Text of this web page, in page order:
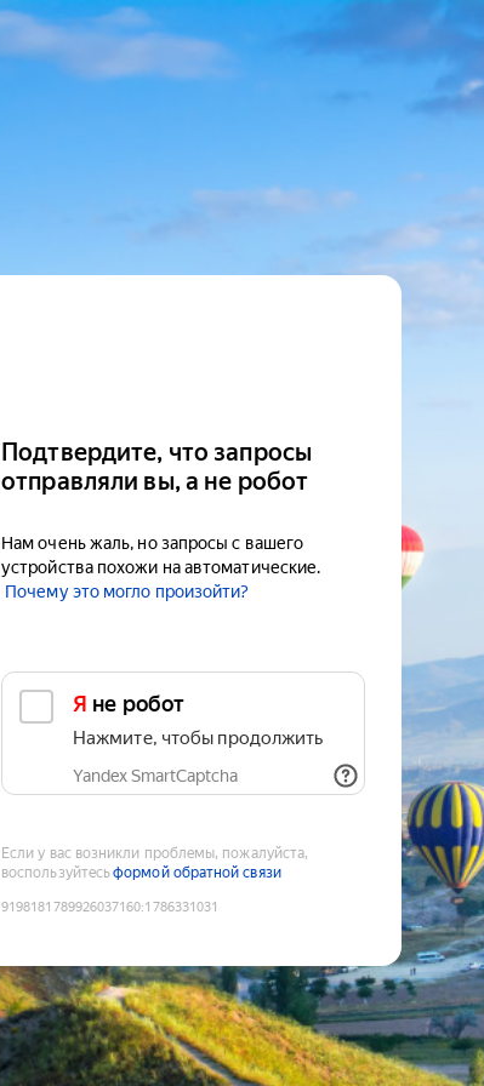
Подтвердите, что запросы
отправляли вы, а не робот
Нам очень жаль, но запросы с вашего
устройства похожи на автоматические.
Почему это могло произойти?
Я не робот
Нажмите, чтобы продолжить
Yandex SmartCaptcha
Если у вас возникли проблемы, пожалуйста,
воспользуйтесьформой обратной связи
9198181789926037160:1786331031